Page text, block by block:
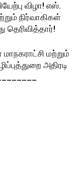
விழா! எஸ்.
நிர்வாகிகள்
தெரிவித்தார்!
மற்றும்
அதிரடி